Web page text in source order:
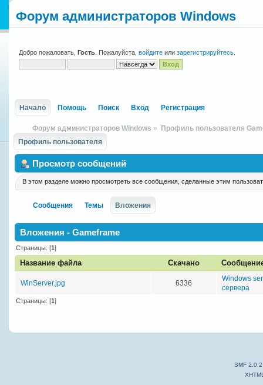
Форум администраторов Windows
Добро пожаловать, Гость . Пожалуйста, войдите или зарегистрируйтесь
Начало Помощь Поиск Вход Регистрация
Форум администраторов Windows »
Профиль пользователя
Профиль пользователя
Просмотр сообщений
В этом разделе можно просмотреть все сообщения, сделанные этим
Сообщения Темы Вложения
Вложения - Gameframe
Страницы: [1]
Название файла Скачано
WinServer.jpg 6336
Windows
сервера
Страницы: [1]
SMF 2.0.2